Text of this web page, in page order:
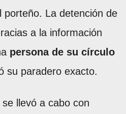
porteño. La detención de
a la información
persona de su círculo
su paradero exacto.
llevó a cabo con